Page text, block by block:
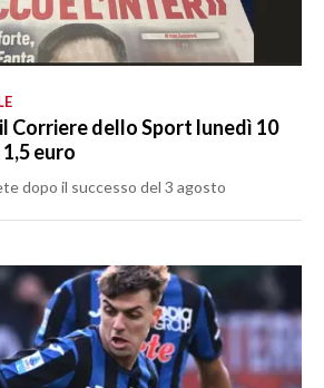
il Corriere dello Sport lunedì 10
euro
dopo il successo del 3 agosto